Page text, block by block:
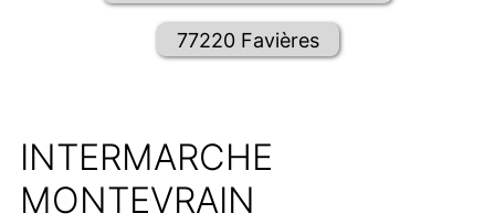
77220 Favières
INTERMARCHE
MONTEVRAIN